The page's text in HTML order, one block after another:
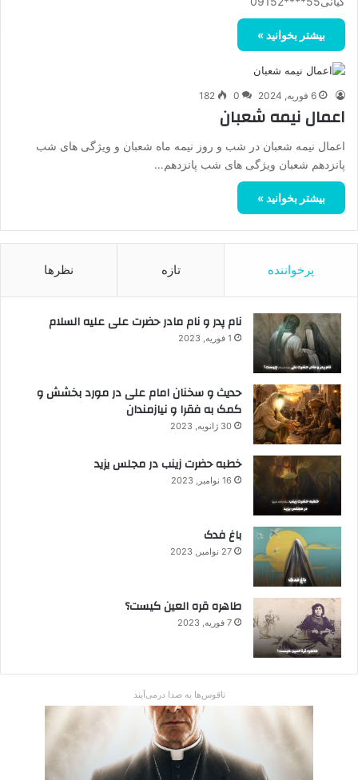
بیشتر بخوانید »
6 فوریه, 2024 0
182
اعمال نیمه شعبان
اعمال نیمه شعبان در شب و روز نیمه ماه شعبان و ویژگی های شب
پانزدهم شعبان ویژگی های شب پانزدهم…
بیشتر بخوانید »
پرخواننده تازه نظرها
نام پدر و نام مادر حضرت علی علیه السلام
1 فوریه, 2023
حدیث و سخنان امام علی در مورد بخشش و
کمک به فقرا و نیازمندان
30 ژانویه, 2023
خطبه حضرت زینب در مجلس یزید
16 نوامبر, 2023
باغ فدک
27 نوامبر, 2023
طاهره قره العین کیست؟
7 فوریه, 2023
ناقوس‌ها به صدا در‌می‌آیند